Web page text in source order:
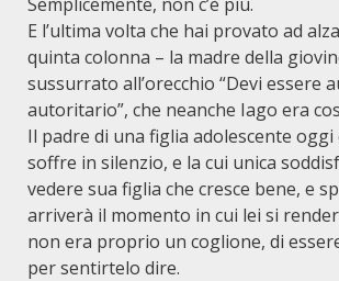
E l’ultima volta che hai provato ad
quinta colonna – la madre della
sussurrato all’orecchio “Devi essere
autoritario”, che neanche Iago era
Il padre di una figlia adolescente oggi
soffre in silenzio, e la cui unica
vedere sua figlia che cresce bene, e
arriverà il momento in cui lei si
non era proprio un coglione, di
per sentirtelo dire.